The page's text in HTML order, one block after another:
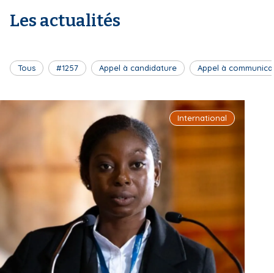
Les actualités
Tous #1257 Appel à candidature Appel à
International